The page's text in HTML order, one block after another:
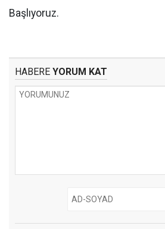
Başlıyoruz.
HABERE YORUM KAT